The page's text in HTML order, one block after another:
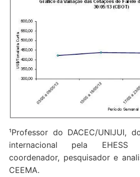
¹Professor do DACEC/UNIJUI,
internacional pela EHESS
coordenador, pesquisador e
CEEMA.